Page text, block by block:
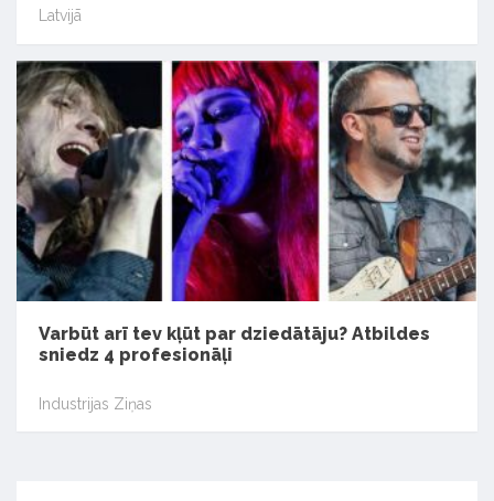
Latvijā
Varbūt arī tev kļūt par dziedātāju? Atbildes
sniedz 4 profesionāļi
Industrijas Ziņas